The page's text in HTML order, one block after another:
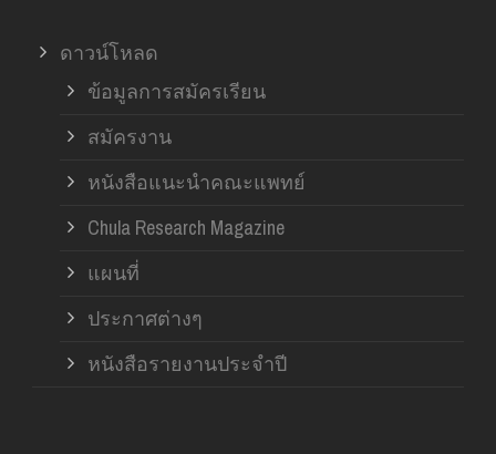
ดาวน์โหลด
ข้อมูลการสมัครเรียน
สมัครงาน
หนังสือแนะนำคณะแพทย์
Chula Research Magazine
แผนที่
ประกาศต่างๆ
หนังสือรายงานประจำปี